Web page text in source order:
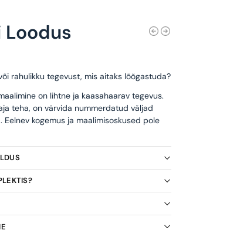
Loodus
rahulikku tegevust, mis aitaks lõõgastuda?
on lihtne ja kaasahaarav tegevus.
teha, on värvida nummerdatud väljad
Eelnev kogemus ja maalimisoskused pole